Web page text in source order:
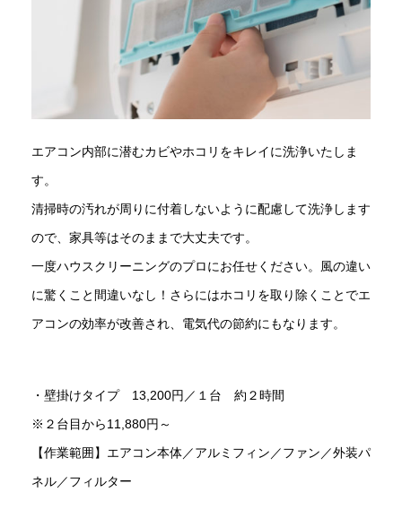
エアコン内部に潜むカビやホコリをキレイに洗浄いたしま
す。
清掃時の汚れが周りに付着しないように配慮して洗浄します
ので、家具等はそのままで大丈夫です。
一度ハウスクリーニングのプロにお任せください。風の違い
に驚くこと間違いなし！さらにはホコリを取り除くことでエ
アコンの効率が改善され、電気代の節約にもなります。
・壁掛けタイプ 13,200円／１台 約２時間
※２台目から11,880円～
【作業範囲】エアコン本体／アルミフィン／ファン／外装パ
ネル／フィルター